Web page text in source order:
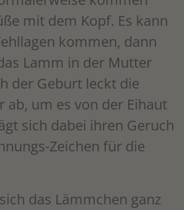
mit dem Kopf. Es kann
kommen, dann
Lamm in der Mutter
der Geburt leckt die
ab, um es von der Eihaut
sich dabei ihren Geruch
Zeichen für die
das Lämmchen ganz